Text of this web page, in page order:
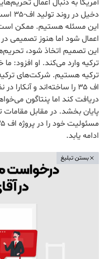
آمریکا به دنبال اعمال
دخیل
اعمال شود اما هنوز تصمیمی
این تصمیم اتخاذ شود،
ترکیه وارد می‌کند. او افزود: ما
دریافت کند اما پنتاگون
پایان بخشد. در مقابل مقامات
ادامه یابد.
بستن تبلیغ